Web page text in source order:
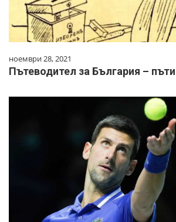
ноември 28, 2021
Пътеводител за България –